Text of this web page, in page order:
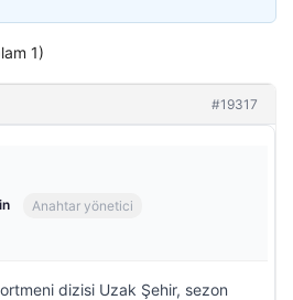
1)
#19317
Anahtar yönetici
dizisi Uzak Şehir, sezon